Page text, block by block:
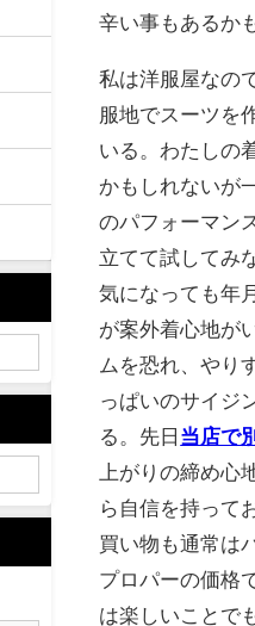
辛い事もあるか
私は洋服屋なの
服地でスーツを
いる。わたしの
かもしれないが
のパフォーマン
立てて試してみ
気になっても年
が案外着心地が
ムを恐れ、やり
っぱいのサイジ
る。先日 当店で
上がりの締め
ら自信を持って
買い物も通常は
プロパーの価格
は楽しいことで